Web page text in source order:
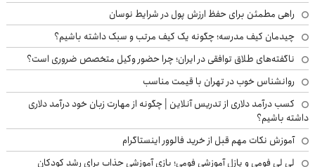
راهی مطمئن برای حفظ ارزش پول در شرایط نوسان
چیدمان کیف مدرسه؛ چگونه یک کیف مرتب و سبک داشته باشیم؟
ناگفته‌های طلاق توافقی در ایران؛ چرا حضور وکیل متخصص ضروری است؟
روانشناس خوب در تهران با قیمت مناسب
کسب درآمد دلاری از تدریس آنلاین | چگونه از مهارت زبان خود درآمد دلاری
داشته باشیم؟
آموزش نکات مهم قبل از خرید فالوور اینستاگرام
لی لی فومی و پازل آموزشی فومی؛ بازی آموزشی جذاب برای رشد کودکان